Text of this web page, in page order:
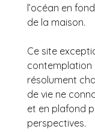
l’océan en
de la maison.
Ce site
contemplation
résolument
de vie ne
et en plafond
perspectives.